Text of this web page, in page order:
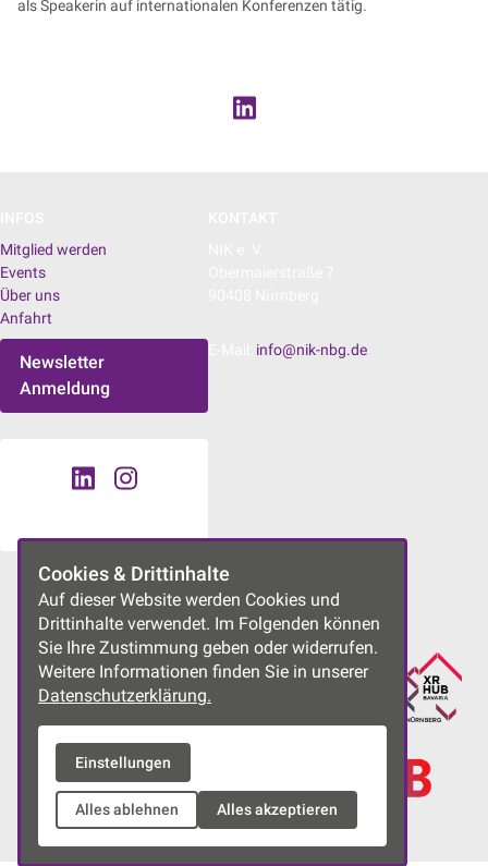
als Speakerin auf internationalen Konferenzen tätig.
Mitglied werden
Events
Über uns
Anfahrt
Newsletter
Anmeldung
UNSERE PROJEKTE
info@nik-nbg.de
Cookies & Drittinhalte
Auf dieser Website werden Cookies und
Drittinhalte verwendet. Im Folgenden können
Sie Ihre Zustimmung geben oder widerrufen.
Weitere Informationen finden Sie in unserer
Datenschutzerklärung.
Einstellungen
Alles ablehnen Alles akzeptieren